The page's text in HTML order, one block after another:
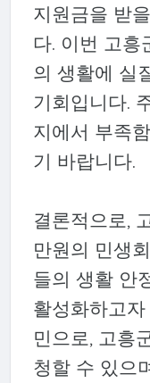
지원금을 받
다. 이번 고흥
의 생활에 실
기회입니다.
지에서 부족
기 바랍니다.
결론적으로,
만원의 민생
들의 생활 안
활성화하고
민으로, 고흥
청할 수 있으